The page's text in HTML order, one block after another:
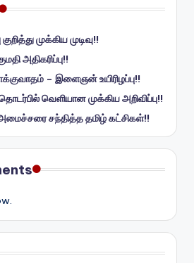
முக்கிய முடிவு!!
அதிகரிப்பு!!
– இளைஞன் உயிரிழப்பு!!
வெளியான முக்கிய அறிவிப்பு!!
சந்தித்த தமிழ் கட்சிகள்!!